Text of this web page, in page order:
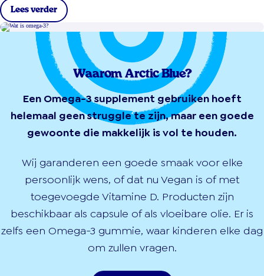
Lees verder
Waarom Arctic Blue?
Een Omega-3 supplement gebruiken hoeft
helemaal geen struggle te zijn, maar een goede
gewoonte die makkelijk is vol te houden.
Wij garanderen een goede smaak voor elke
persoonlijk wens, of dat nu Vegan is of met
toegevoegde Vitamine D. Producten zijn
beschikbaar als capsule of als vloeibare olie. Er is
zelfs een Omega-3 gummie, waar kinderen elke dag
om zullen vragen.